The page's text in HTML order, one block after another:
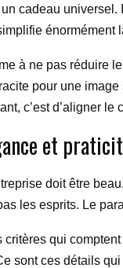
cadeau
énormément
à ne pas réduire
pour une
c’est d’aligner
et
doit être
les esprits. Le
critères qui
sont ces détails